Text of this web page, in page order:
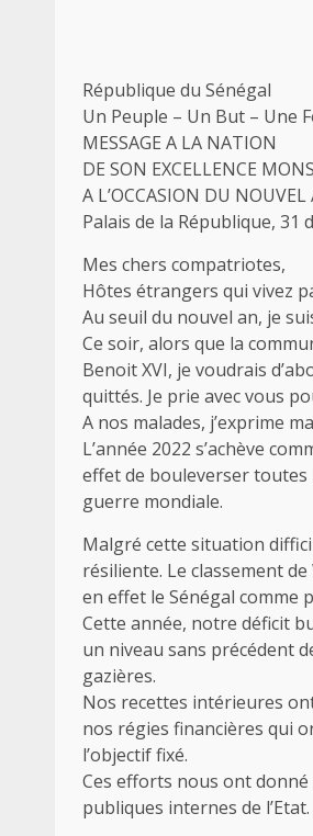
République du Sénégal
Un Peuple – Un But – Une
MESSAGE A LA NATION
DE SON EXCELLENCE
A L’OCCASION DU NOUVEL
Palais de la République, 31
Mes chers compatriotes,
Hôtes étrangers qui vivez
Au seuil du nouvel an, je
Ce soir, alors que la
Benoit XVI, je voudrais
quittés. Je prie avec vous
A nos malades, j’exprime
L’année 2022 s’achève
effet de bouleverser toutes
guerre mondiale.
Malgré cette situation
résiliente. Le classement
en effet le Sénégal comme
Cette année, notre déficit
un niveau sans précédent
gazières.
Nos recettes intérieures
nos régies financières qui
l’objectif fixé.
Ces efforts nous ont
publiques internes de l’Etat.